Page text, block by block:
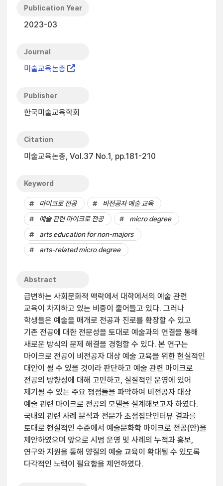
Publication Year
2023-03
Journal
미술교육논총
Publisher
한국미술교육학회
Citation
미술교육논총, Vol.37 No.1, pp.181-210
Keyword
마이크로 전공
비전공자 예술 교육
예술 관련 마이크로 전공
micro degree
arts education for non-majors
arts-related micro degree
Abstract
급변하는 사회문화적 맥락에서 대학에서의 예술 관련
교육이 차지하고 있는 비중이 줄어들고 있다. 그러나
학생들은 예술을 매개로 전공과 진로를 확장할 수 있고
기존 전공에 대한 전문성을 토대로 예술과의 연결을 통해
새로운 방식의 문제 해결을 경험할 수 있다. 본 연구는
마이크로 전공이 비전공자 대상 예술 교육을 위한 현실적인
대안이 될 수 있을 것이라 판단하고 예술 관련 마이크로
전공의 방향성에 대해 고민하고, 실질적인 운영에 있어
제기될 수 있는 주요 쟁점들을 파악하여 비전공자 대상
예술 관련 마이크로 전공의 모델을 설계해보고자 하였다.
국내외 관련 사례 분석과 전문가 초점집단인터뷰 결과를
토대로 현실적인 수준에서 예술문화학 마이크로 전공(안)을
제안하였으며 앞으로 시범 운영 및 사례의 누적과 홍보,
연구와 지원을 통해 양질의 예술 교육이 확대될 수 있도록
다각적인 노력이 필요함을 제언하였다.